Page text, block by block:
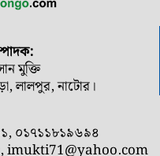
মুক্তি
লালপুর, নাটোর।
০১৭১১৮১৯৬৯৪
,imukti71@yahoo.com